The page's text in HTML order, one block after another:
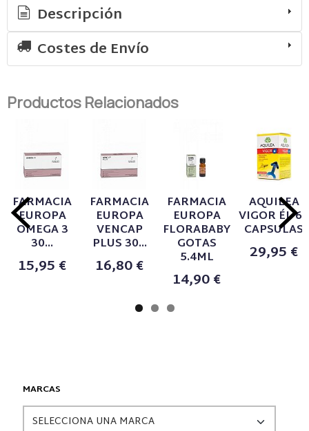
MARCAS
Descripción
Costes de Envío
Productos Relacionados
FARMACIA
EUROPA
OMEGA 3
30...
15,95 €
FARMACIA
EUROPA
VENCAP
PLUS 30...
16,80 €
FARMACIA
EUROPA
FLORABABY
GOTAS
5.4ML
14,90 €
AQUILEA
VIGOR ÉL 60
CAPSULAS
29,95 €